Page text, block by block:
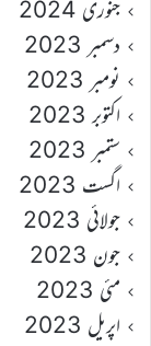
جنوری 2024
دسمبر 2023
نومبر 2023
اکتوبر 2023
ستمبر 2023
اگست 2023
جولائی 2023
جون 2023
مئی 2023
اپریل 2023